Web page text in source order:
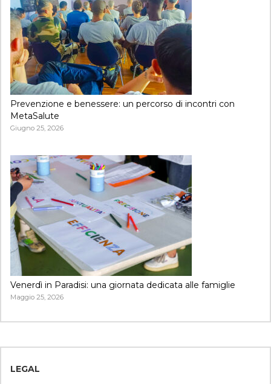
Prevenzione e benessere: un percorso di incontri con
MetaSalute
Giugno 25, 2026
Venerdì in Paradisi: una giornata dedicata alle famiglie
Maggio 25, 2026
LEGAL